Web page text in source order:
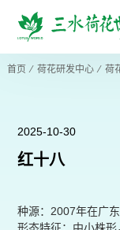
首页 ⁄ 荷花研发中心⁄ 荷
2025-10-30
红十八
种源：2007年在广